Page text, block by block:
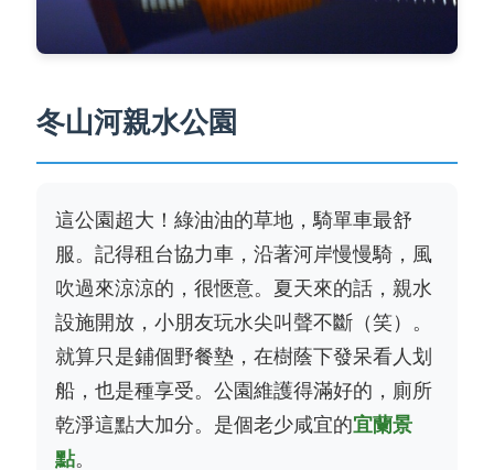
冬山河親水公園
這公園超大！綠油油的草地 ，騎單車最舒
服。記得租台協力車，沿著河岸慢慢騎，風
吹過來涼涼的，很愜意。夏天來的話，親水
設施開放，小朋友玩水尖叫聲不斷（笑）。
就算只是鋪個野餐墊，在樹蔭下發呆看人划
船，也是種享受。公園維護得滿好的， 廁所
乾淨這點大加分。是個老少咸宜的宜蘭景
點。